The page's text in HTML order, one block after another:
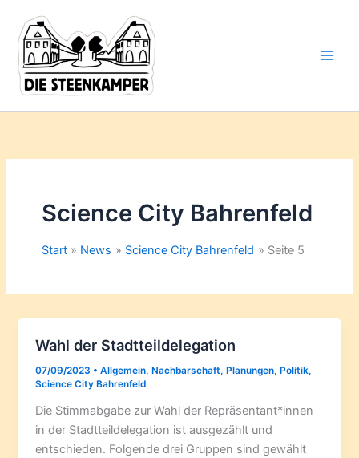
Inhalt
springen
Science City Bahrenfeld
Start News Science City Bahrenfeld Seite 5
Wahl der Stadtteildelegation
07/09/2023 •Allgemein, Nachbarschaft, Planungen, Politik,
Science City Bahrenfeld
Die Stimmabgabe zur Wahl der Repräsentant*innen
in der Stadtteildelegation ist ausgezählt und
entschieden. Folgende drei Gruppen sind gewählt
deine
Mail-
Adresse
ein ...